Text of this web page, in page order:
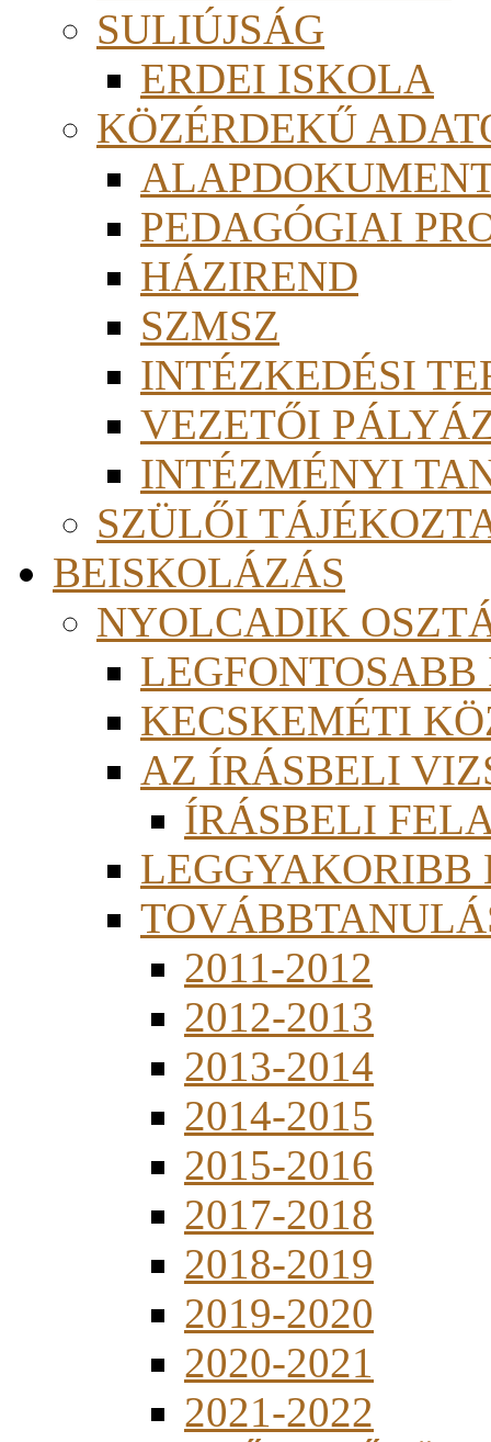
SULIÚJSÁG
ERDEI ISKOLA
KÖZÉRDEKŰ
PEDAGÓGIAI
HÁZIREND
SZMSZ
INTÉZKEDÉSI
VEZETŐI
INTÉZMÉNYI
SZÜLŐI
BEISKOLÁZÁS
NYOLCADIK
KECSKEMÉTI
AZ ÍRÁSBELI
ÍRÁSBELI
LEGGYAKORIBB
2011-2012
2012-2013
2013-2014
2014-2015
2015-2016
2017-2018
2018-2019
2019-2020
2020-2021
2021-2022